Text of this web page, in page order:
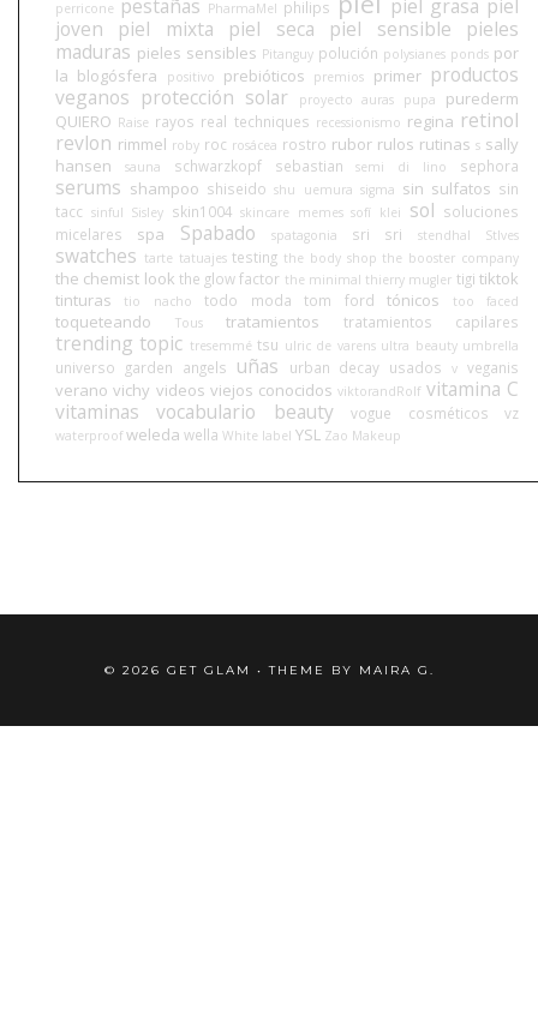
perricone pestañas PharmaMel philips piel grasa piel
joven
piel mixta piel seca piel sensible
pieles
maduras pieles sensibles Pitanguy polución polysianes ponds por
la blogósfera
positivo prebióticos premios primer productos
veganos protección solar proyecto auras pupa
purederm
QUIERO Raise rayos real techniques recessionismo regina retinol
revlon rimmel roby roc rosácea rostro rubor rulos rutinas s sally
hansen
sauna schwarzkopf sebastian semi di lino sephora
serums shampoo shiseido shu uemura sigma sin sulfatos sin
tacc sinful Sisley skin1004 skincare memes sofí klei sol soluciones
micelares
spa Spabado spatagonia sri sri stendhal StIves
swatches tarte tatuajes testing the body shop the booster company
the chemist look the glow factor the minimal thierry mugler tigi tiktok
tinturas
tio nacho todo moda tom ford tónicos too faced
toqueteando Tous tratamientos tratamientos capilares
trending topic tresemmé tsu ulric de varens ultra beauty umbrella
universo garden angels uñas urban decay usados v veganis
verano vichy videos viejos conocidos viktorandRolf vitamina C
vitaminas
vocabulario beauty vogue cosméticos vz
waterproof weleda wella White label YSL Zao Makeup
© 2026 GET GLAM • THEME BY MAIRA G.